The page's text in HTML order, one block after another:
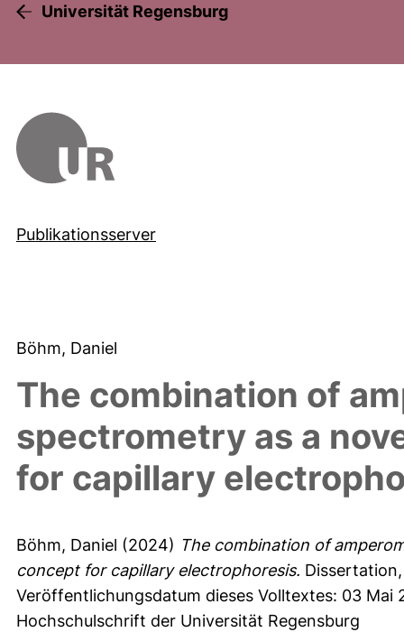
Universität Regensburg
Publikationsserver
Böhm, Daniel
The combination of
spectrometry as a
for capillary
Böhm, Daniel (2024) The combination of
concept for capillary electrophoresis.
Veröffentlichungsdatum dieses Volltextes: 03 Mai
Hochschulschrift der Universität Regensburg